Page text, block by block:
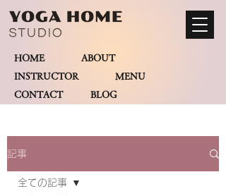
HOME
ABOUT
INSTRUCTOR
MENU
CONTACT BLOG
記事
全ての記事